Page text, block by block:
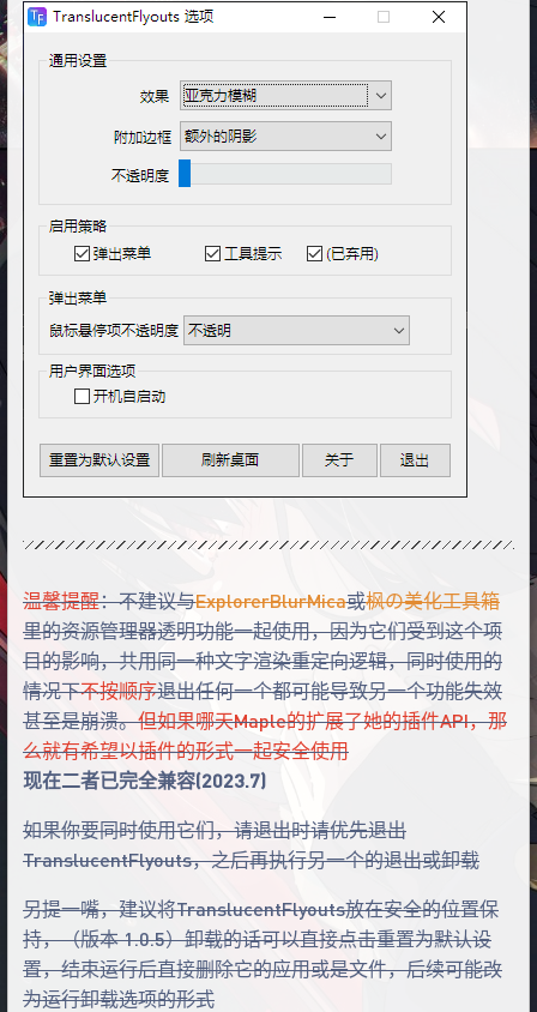
温馨提醒：不建议与ExplorerBlurMica或枫の美化工具箱
里的资源管理器透明功能一起使用，因为它们受到这个项
目的影响，共用同一种文字渲染重定向逻辑，同时使用的
情况下不按顺序退出任何一个都可能导致另一个功能失效
甚至是崩溃。但如果哪天Maple的扩展了她的插件API，那
么就有希望以插件的形式一起安全使用
现在二者已完全兼容(2023.7)
如果你要同时使用它们，请退出时请优先退出
TranslucentFlyouts，之后再执行另一个的退出或卸载
另提一嘴，建议将TranslucentFlyouts放在安全的位置保
持，（版本 1.0.5）卸载的话可以直接点击重置为默认设
置，结束运行后直接删除它的应用或是文件，后续可能改
为运行卸载选项的形式